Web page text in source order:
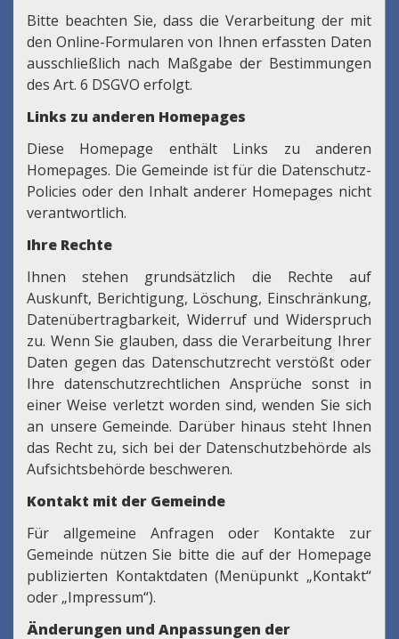
Bitte beachten Sie, dass die Verarbeitung der mit
den Online-Formularen von Ihnen erfassten Daten
ausschließlich nach Maßgabe der Bestimmungen
des Art. 6 DSGVO erfolgt.
Links zu anderen Homepages
Diese Homepage enthält Links zu anderen
Homepages. Die Gemeinde ist für die Datenschutz-
Policies oder den Inhalt anderer Homepages nicht
verantwortlich.
Ihre Rechte
Ihnen stehen grundsätzlich die Rechte auf
Auskunft, Berichtigung, Löschung, Einschränkung,
Datenübertragbarkeit, Widerruf und Widerspruch
zu. Wenn Sie glauben, dass die Verarbeitung Ihrer
Daten gegen das Datenschutzrecht verstößt oder
Ihre datenschutzrechtlichen Ansprüche sonst in
einer Weise verletzt worden sind, wenden Sie sich
an unsere Gemeinde. Darüber hinaus steht Ihnen
das Recht zu, sich bei der Datenschutzbehörde als
Aufsichtsbehörde beschweren.
Kontakt mit der Gemeinde
Für allgemeine Anfragen oder Kontakte zur
Gemeinde nützen Sie bitte die auf der Homepage
publizierten Kontaktdaten (Menüpunkt „Kontakt“
oder „Impressum“).
Änderungen und Anpassungen der